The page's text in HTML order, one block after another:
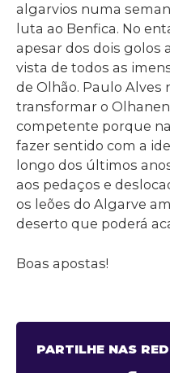
algarvios numa
luta ao Benfica. No
apesar dos dois golos
vista de todos as
de Olhão. Paulo Alves
transformar o
competente porque
fazer sentido com a
longo dos últimos
aos pedaços e
os leões do Algarve
deserto que poderá
Boas apostas!
PARTILHE NAS